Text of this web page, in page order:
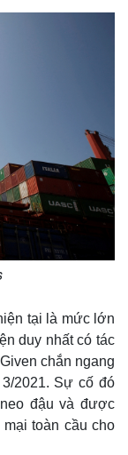
tại là mức lớn
duy nhất có tác
chắn ngang
2021. Sự cố đó
đậu và được
toàn cầu cho